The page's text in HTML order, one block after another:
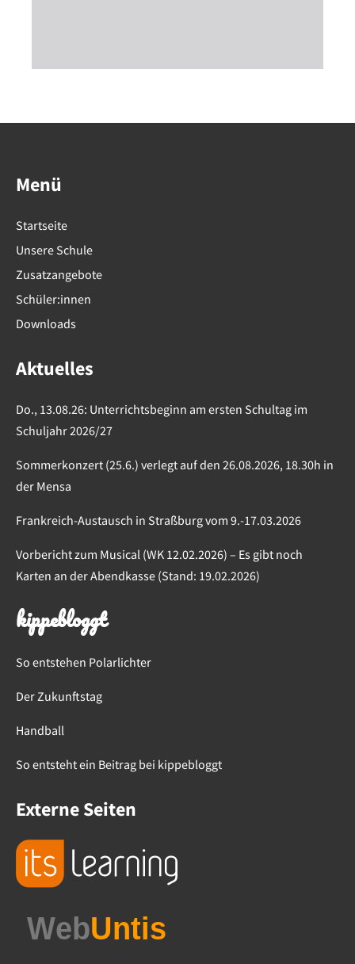
Menü
Startseite
Unsere Schule
Zusatzangebote
Schüler:innen
Downloads
Aktuelles
Do., 13.08.26: Unterrichtsbeginn am ersten Schultag im
Schuljahr 2026/27
Sommerkonzert (25.6.) verlegt auf den 26.08.2026, 18.30h in
der Mensa
Frankreich-Austausch in Straßburg vom 9.-17.03.2026
Vorbericht zum Musical (WK 12.02.2026) – Es gibt noch
Karten an der Abendkasse (Stand: 19.02.2026)
kippebloggt
So entstehen Polarlichter
Der Zukunftstag
Handball
So entsteht ein Beitrag bei kippebloggt
Externe Seiten